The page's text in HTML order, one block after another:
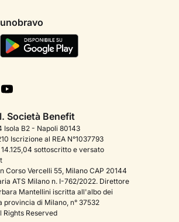
all'estero
sulla salute mentale
Società Benefit
Isola B2 - Napoli 80143
Iscrizione al REA N°1037793
sottoscritto e versato
Corso Vercelli 55, Milano CAP 20144
ATS Milano n. I-762/2022. Direttore
Mantellini iscritta all'albo dei
provincia di Milano, n° 37532
Reserved